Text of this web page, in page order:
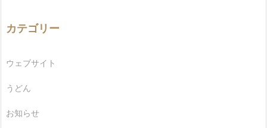
カテゴリー
ウェブサイト
うどん
お知らせ